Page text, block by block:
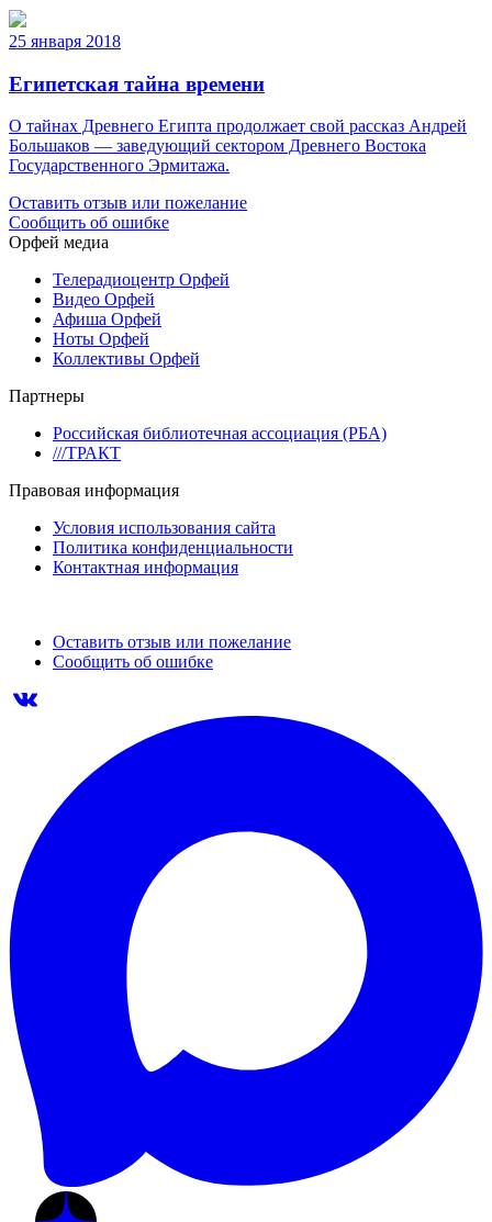
25 января 2018
Египетская тайна времени
О тайнах Древнего Египта продолжает свой рассказ Андрей
Большаков — заведующий сектором Древнего Востока
Государственного Эрмитажа.
Оставить отзыв или пожелание
Сообщить об ошибке
Орфей медиа
Телерадиоцентр Орфей
Видео Орфей
Афиша Орфей
Ноты Орфей
Коллективы Орфей
Партнеры
Российская библиотечная ассоциация (РБА)
///ТРАКТ
Правовая информация
Условия использования сайта
Политика конфиденциальности
Контактная информация
Оставить отзыв или пожелание
Сообщить об ошибке